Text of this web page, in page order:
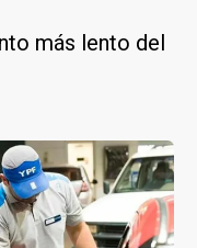
más lento del